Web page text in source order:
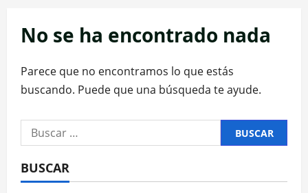
No se ha encontrado nada
Parece que no encontramos lo que estás
buscando. Puede que una búsqueda te ayude.
Buscar:
BUSCAR